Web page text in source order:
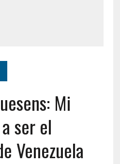
Mi
ser el
Venezuela